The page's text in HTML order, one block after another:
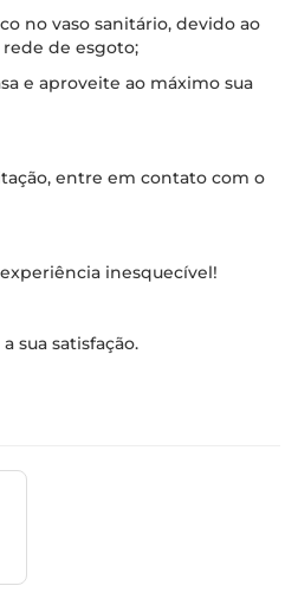
no vaso sanitário, devido ao
de esgoto;
e aproveite ao máximo sua
entre em contato com o
inesquecível!
sua satisfação.